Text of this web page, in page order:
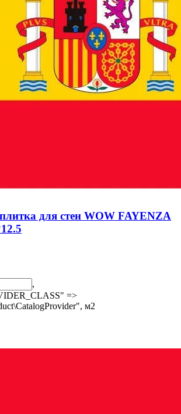
для стен WOW FAYENZA
,
=>
м2